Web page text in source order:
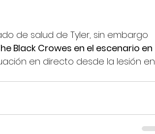
de salud de Tyler, sin embargo
Black Crowes en el escenario en
en directo desde la lesión en